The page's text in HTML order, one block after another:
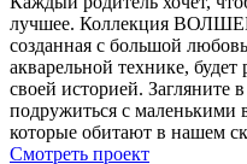
лучшее. Коллекция
созданная с большой
акварельной технике,
своей историей. Загляните
подружиться с
которые обитают в нашем
Смотреть проект